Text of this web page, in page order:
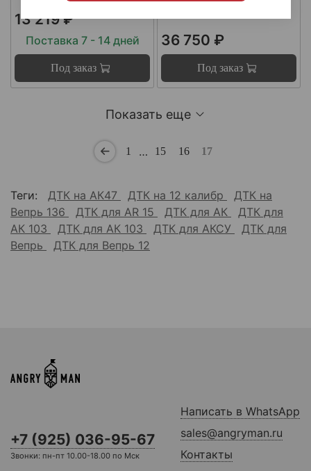
13 219 ₽
Поставка 7 - 14 дней
Под заказ
36 750 ₽
Под заказ
Показать еще
1 … 15 16 17
Теги: ДТК на АК47 ДТК на 12 калибр
ДТК на
Вепрь 136
ДТК для AR 15 ДТК для АК
ДТК для
АК 103
ДТК для АК 103 ДТК для АКСУ
ДТК для
Вепрь
ДТК для Вепрь 12
+7 (925) 036-95-67
Звонки: пн-пт 10.00-18.00 по Мск
Написать в WhatsApp
sales@angryman.ru
Контакты